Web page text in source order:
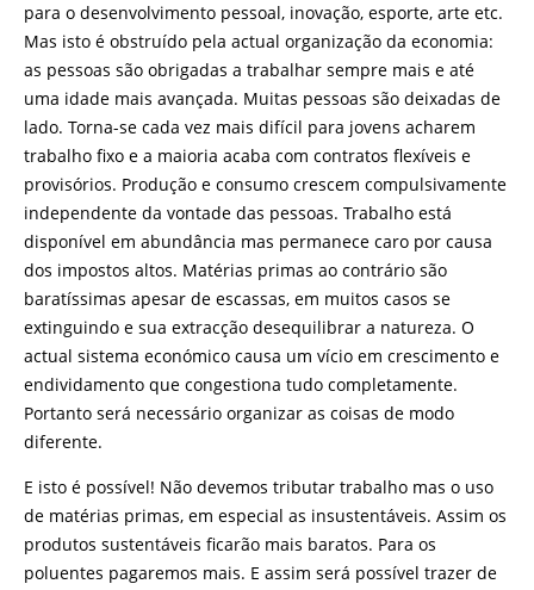
para o desenvolvimento pessoal, inovação, esporte, arte etc.
Mas isto é obstruído pela actual organização da economia:
as pessoas são obrigadas a trabalhar sempre mais e até
uma idade mais avançada. Muitas pessoas são deixadas de
lado. Torna-se cada vez mais difícil para jovens acharem
trabalho fixo e a maioria acaba com contratos flexíveis e
provisórios. Produção e consumo crescem compulsivamente
independente da vontade das pessoas. Trabalho está
disponível em abundância mas permanece caro por causa
dos impostos altos. Matérias primas ao contrário são
baratíssimas apesar de escassas, em muitos casos se
extinguindo e sua extracção desequilibrar a natureza. O
actual sistema económico causa um vício em crescimento e
endividamento que congestiona tudo completamente.
Portanto será necessário organizar as coisas de modo
diferente.
E isto é possível! Não devemos tributar trabalho mas o uso
de matérias primas, em especial as insustentáveis. Assim os
produtos sustentáveis ficarão mais baratos. Para os
poluentes pagaremos mais. E assim será possível trazer de